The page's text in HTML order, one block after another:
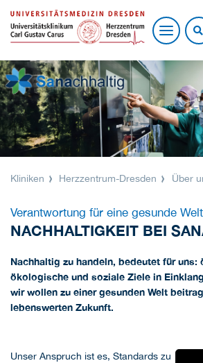
Kliniken Herzzentrum-Dresden Über
Verantwortung für eine gesunde Welt
NACHHALTIGKEIT BEI
Nachhaltig zu handeln, bedeutet für uns:
ökologische und soziale Ziele in
wir wollen zu einer gesunden Welt
lebenswerten Zukunft.
Unser Anspruch ist es, Standards zu